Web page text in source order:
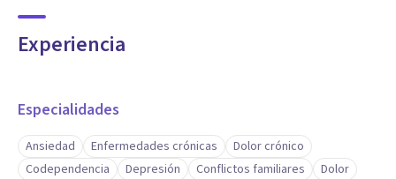
Experiencia
Especialidades
Ansiedad Enfermedades crónicas
Dolor crónico
Codependencia
Depresión Conflictos familiares
Dolor